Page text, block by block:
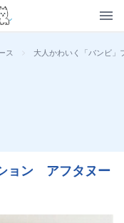
ス > 大人かわいく「バンビ
ョン アフタヌー